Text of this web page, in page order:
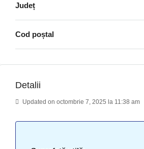
Județ
Cod poștal
Detalii
Updated on octombrie 7, 2025 la 11:38 am